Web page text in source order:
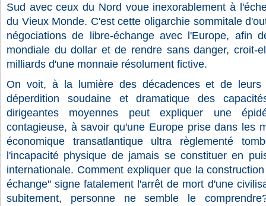
Sud avec ceux du Nord voue inexorablement à
du Vieux Monde. C'est cette oligarchie sommitale
négociations de libre-échange avec l'Europe, afin
mondiale du dollar et de rendre sans danger, croit-
milliards d'une monnaie résolument fictive.
On voit, à la lumière des décadences et de leurs
déperdition soudaine et dramatique des
dirigeantes moyennes peut expliquer une
contagieuse, à savoir qu'une Europe prise dans les
économique transatlantique ultra règlementé
l'incapacité physique de jamais se constituer en
internationale. Comment expliquer que la
échange" signe fatalement l'arrêt de mort d'une
subitement, personne ne semble le